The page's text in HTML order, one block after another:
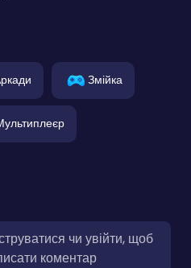
Змійка
чи увійти, щоб
коментар